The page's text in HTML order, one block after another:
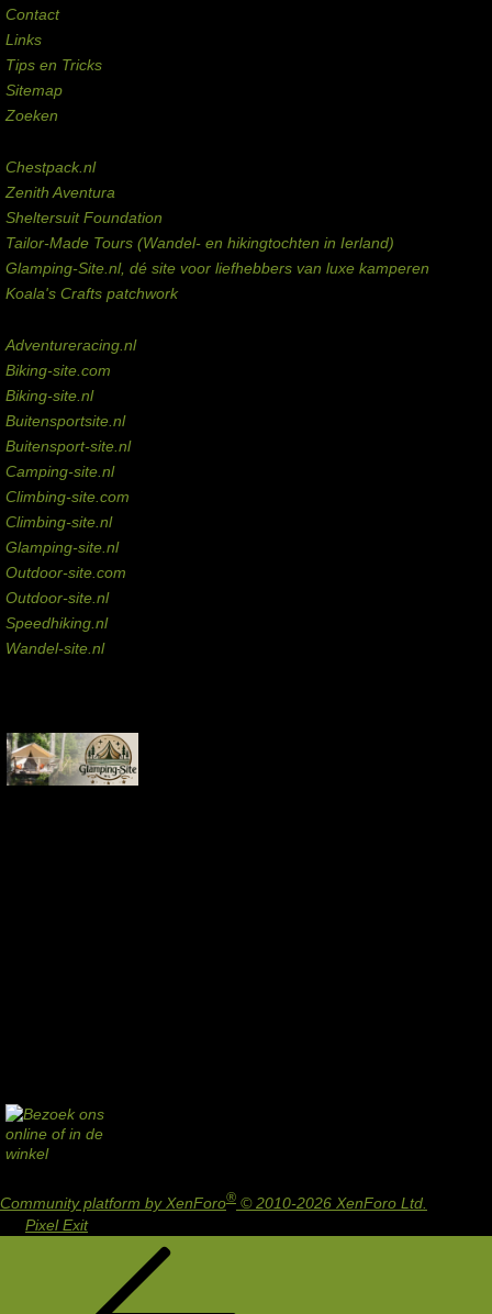
Contact
Links
Tips en Tricks
Sitemap
Zoeken
Chestpack.nl
Zenith Aventura
Sheltersuit Foundation
Tailor-Made Tours (Wandel- en hikingtochten in Ierland)
Glamping-Site.nl, dé site voor liefhebbers van luxe kamperen
Koala's Crafts patchwork
Adventureracing.nl
Biking-site.com
Biking-site.nl
Buitensportsite.nl
Buitensport-site.nl
Camping-site.nl
Climbing-site.com
Climbing-site.nl
Glamping-site.nl
Outdoor-site.com
Outdoor-site.nl
Speedhiking.nl
Wandel-site.nl
Community platform by XenForo® © 2010-2026 XenForo Ltd.
Pixel Exit